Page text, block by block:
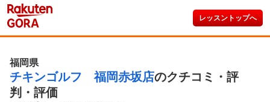
レッスントップへ
福岡県
チキンゴルフ 福岡赤坂店のクチコミ・評
判・評価